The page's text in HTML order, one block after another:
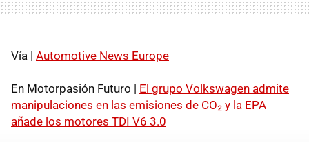
Vía | Automotive News Europe
En Motorpasión Futuro | El grupo Volkswagen admite
manipulaciones en las emisiones de CO₂ y la EPA
añade los motores TDI V6 3.0